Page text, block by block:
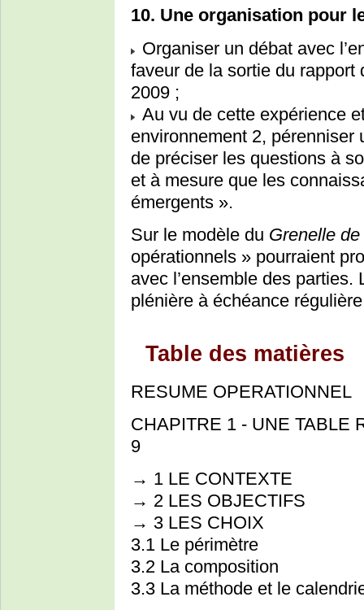
10. Une organisation pour
Organiser un débat avec
faveur de la sortie du rapport
2009 ;
Au vu de cette expérience
environnement 2, pérenniser
de préciser les questions à
et à mesure que les
émergents ».
Sur le modèle du Grenelle de
opérationnels » pourraient
avec l’ensemble des
plénière à échéance
Table des matières
RESUME OPERATIONNEL
CHAPITRE 1 - UNE TABLE
9
→ 1 LE CONTEXTE
→ 2 LES OBJECTIFS
→ 3 LES CHOIX
3.1 Le périmètre
3.2 La composition
3.3 La méthode et le